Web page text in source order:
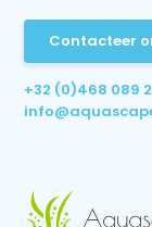
Contacteer
+32 (0)468 089